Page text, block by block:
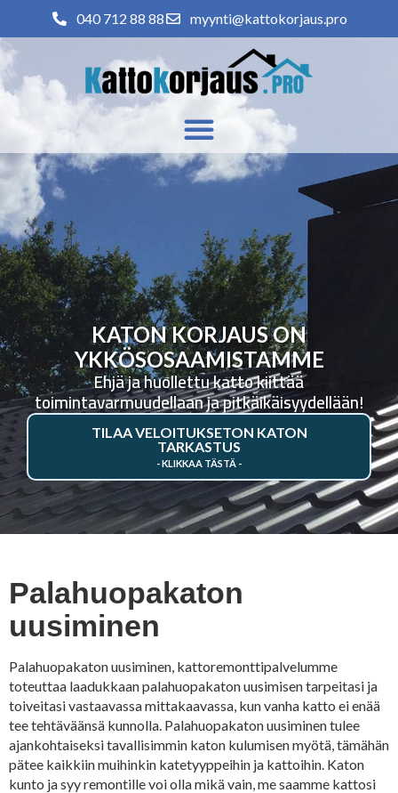
040 712 88 88 myynti@kattokorjaus.pro
KATON KORJAUS ON
YKKÖSOSAAMISTAMME
Ehjä ja huollettu katto kiittää
toimintavarmuudellaan ja pitkäikäisyydellään!
TILAA VELOITUKSETON KATON
TARKASTUS
Palahuopakaton
uusiminen
Palahuopakaton uusiminen, kattoremonttipalvelumme
toteuttaa laadukkaan palahuopakaton uusimisen tarpeitasi ja
toiveitasi vastaavassa mittakaavassa, kun vanha katto ei enää
tee tehtäväänsä kunnolla. Palahuopakaton uusiminen tulee
ajankohtaiseksi tavallisimmin katon kulumisen myötä, tämähän
pätee kaikkiin muihinkin katetyyppeihin ja kattoihin. Katon
kunto ja syy remontille voi olla mikä vain, me saamme kattosi